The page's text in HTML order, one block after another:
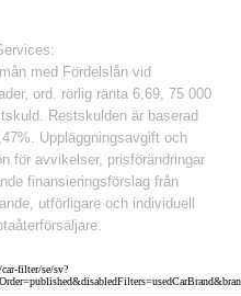
med Fördelslån vid
ord. rörlig ränta 6,69, 75 000
Restskulden är baserad
Uppläggningsavgift och
för avvikelser, prisförändringar
finansieringsförslag från
utförligare och individuell
filter/se/sv?